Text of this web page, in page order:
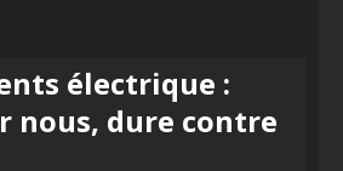
électrique :
nous, dure contre